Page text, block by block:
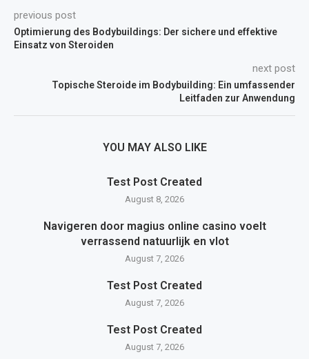
previous post
Optimierung des Bodybuildings: Der sichere und effektive
Einsatz von Steroiden
next post
Topische Steroide im Bodybuilding: Ein umfassender
Leitfaden zur Anwendung
YOU MAY ALSO LIKE
Test Post Created
August 8, 2026
Navigeren door magius online casino voelt
verrassend natuurlijk en vlot
August 7, 2026
Test Post Created
August 7, 2026
Test Post Created
August 7, 2026